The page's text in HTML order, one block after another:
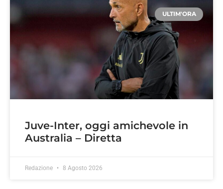
ULTIM'ORA
Juve-Inter, oggi amichevole in
Australia – Diretta
Redazione 8 Agosto 2026